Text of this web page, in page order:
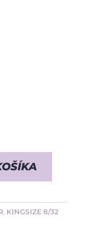
, KINGSIZE 8/32